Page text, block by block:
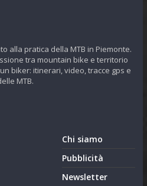
alla pratica della MTB in Piemonte.
tra mountain bike e territorio
biker: itinerari, video, tracce gps e
MTB.
Chi siamo
Pubblicità
Newsletter